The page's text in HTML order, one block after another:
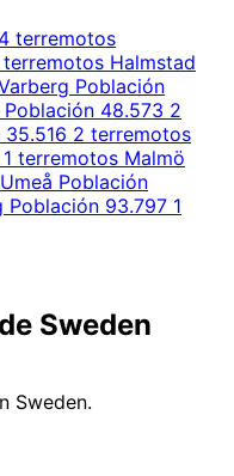
4 terremotos
terremotos Halmstad
Población
Población 48.573 2
2 terremotos
1 terremotos Malmö
Umeå Población
Población 93.797 1
Sweden
Sweden.